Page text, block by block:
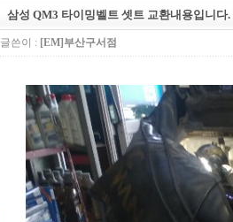
삼성 QM3 타이밍벨트 셋트 교환내용입니다.
글쓴이 : [EM]부산구서점